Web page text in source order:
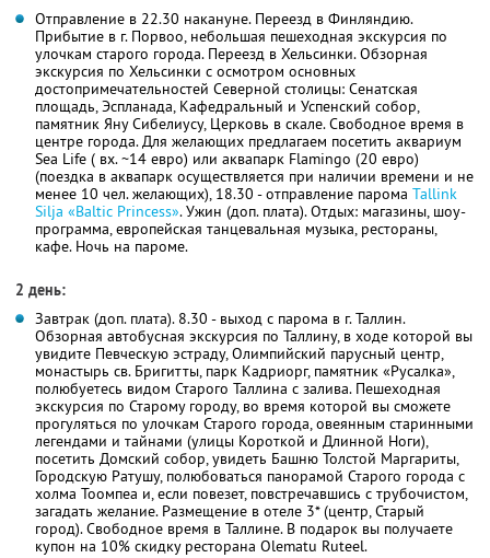
Отправление в 22.30 накануне. Переезд в Финляндию.
Прибытие в г. Порвоо, небольшая пешеходная экскурсия по
улочкам старого города. Переезд в Хельсинки. Обзорная
экскурсия по Хельсинки с осмотром основных
достопримечательностей Северной столицы: Сенатская
площадь, Эспланада, Кафедральный и Успенский собор,
памятник Яну Сибелиусу, Церковь в скале. Свободное время в
центре города. Для желающих предлагаем посетить аквариум
Sea Life ( вх. ~14 евро) или аквапарк Flamingo (20 евро)
(поездка в аквапарк осуществляется при наличии времени и не
менее 10 чел. желающих), 18.30 - отправление парома Tallink
Silja «Baltic Princess». Ужин (доп. плата). Отдых: магазины, шоу-
программа, европейская танцевальная музыка, рестораны,
кафе. Ночь на пароме.
2 день:
Завтрак (доп. плата). 8.30 - выход с парома в г. Таллин.
Обзорная автобусная экскурсия по Таллину, в ходе которой вы
увидите Певческую эстраду, Олимпийский парусный центр,
монастырь св. Бригитты, парк Кадриорг, памятник «Русалка»,
полюбуетесь видом Старого Таллина с залива. Пешеходная
экскурсия по Старому городу, во время которой вы сможете
прогуляться по улочкам Старого города, овеянным старинными
легендами и тайнами (улицы Короткой и Длинной Ноги),
посетить Домский собор, увидеть Башню Толстой Маргариты,
Городскую Ратушу, полюбоваться панорамой Старого города с
холма Тоомпеа и, если повезет, повстречавшись с трубочистом,
загадать желание. Размещение в отеле 3* (центр, Старый
город). Свободное время в Таллине. В подарок вы получаете
купон на 10% скидку ресторана Olematu Ruteel.